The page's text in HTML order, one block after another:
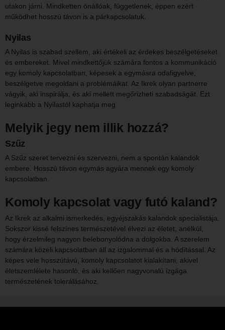
utakon járni. Mindketten önállóak, függetlenek, éppen ezért
működhet hosszú távon is a párkapcsolatuk.
Nyilas
A Nyilas is szabad szellem, aki értékeli az érdekes beszélgetéseket
és embereket. Mivel mindkettőjük számára fontos a kommunikáció
egy komoly kapcsolatban, képesek a egymásra odafigyelve,
beszélgetve megoldani a problémáikat. Az Ikrek olyan partnerre
vágyik, aki inspirálja, és aki mellett megőrizheti szabadságát. Ezt
leginkább a Nyilastól kaphatja meg.
Melyik jegy nem illik hozzá?
Szűz
A Szűz szeret tervezni és szervezni, nem a spontán kalandok
embere. Hosszú távon egymás agyára mennek egy komoly
kapcsolatban.
Komoly kapcsolat vagy futó kaland?
Az Ikrek az alkalmi ismerkedés, egyéjszakás kalandok specialistája.
Sokszor kissé felszínes természetével élvezi az életet, anélkül,
hogy érzelmileg nagyon belebonyolódna a dolgokba. A szerelem
számára közeli kapcsolatban áll az izgalommal és a hódítással. Az
képes vele hosszútávú, komoly kapcsolatot kialakítani, akivel
életszemlélete hasonló, és aki kellően nagyvonalú izgága
természetének tolerálásához.